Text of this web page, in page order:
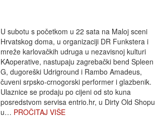
U subotu s početkom u 22 sata na Maloj sceni
Hrvatskog doma, u organizaciji DR Funkstera i
mreže karlovačkih udruga u nezavisnoj kulturi
KAoperative, nastupaju zagrebački bend Spleen
G, dugoreški Udriground i Rambo Amadeus,
čuveni srpsko-crnogorski performer i glazbenik.
Ulaznice se prodaju po cijeni od sto kuna
posredstvom servisa entrio.hr, u Dirty Old Shopu
u… PROČITAJ VIŠE